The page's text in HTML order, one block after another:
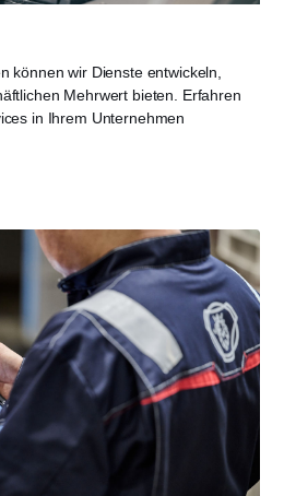
können wir Dienste entwickeln,
Mehrwert bieten. Erfahren
in Ihrem Unternehmen